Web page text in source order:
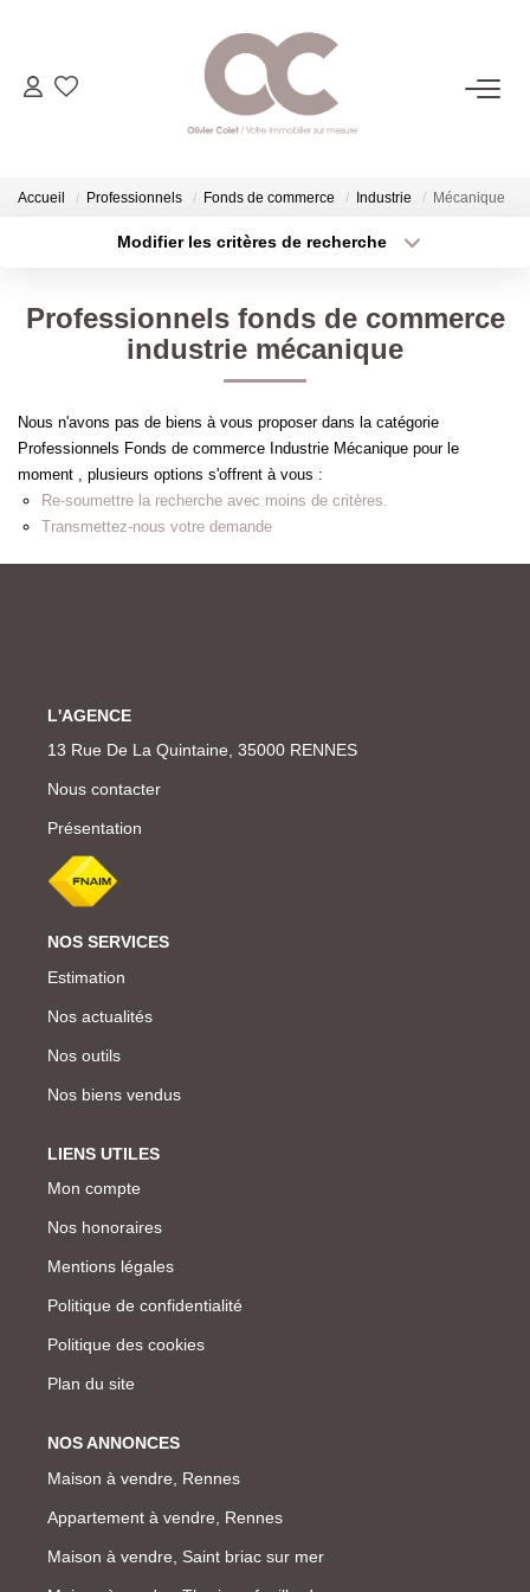
06.14.98.69.34
ACHETER
ESTIMER
CONTACT
Accueil Professionnels Fonds de commerce Industrie Mécanique
Modifier les critères de recherche
Type de bien
Plus de critères
Professionnels fonds de commerce
industrie mécanique
Nous n'avons pas de biens à vous proposer dans la catégorie
Professionnels Fonds de commerce Industrie Mécanique pour le
moment , plusieurs options s'offrent à vous :
Re-soumettre la recherche avec moins de critères.
Transmettez-nous votre demande
L'AGENCE
13 Rue De La Quintaine, 35000 RENNES
Nous contacter
Présentation
NOS SERVICES
Estimation
Nos actualités
Nos outils
Nos biens vendus
LIENS UTILES
Mon compte
Nos honoraires
Mentions légales
Politique de confidentialité
Politique des cookies
Plan du site
NOS ANNONCES
Maison à vendre, Rennes
Appartement à vendre, Rennes
Maison à vendre, Saint briac sur mer